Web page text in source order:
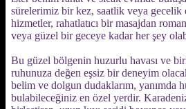
sürelerimiz bir kez, saatlik veya gecelik
hizmetler, rahatlatıcı bir masajdan
veya güzel bir geceye kadar her şey
Bu güzel bölgenin huzurlu havası ve
ruhunuza değen eşsiz bir deneyim
belim ve dolgun dudaklarım, yanımda
bulabileceğiniz en özel yerdir.